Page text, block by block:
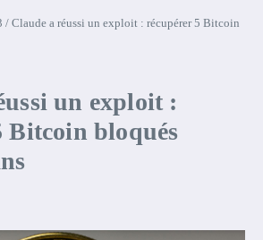
/ Claude a réussi un exploit : récupérer 5 Bitcoin
un exploit :
Bitcoin bloqués